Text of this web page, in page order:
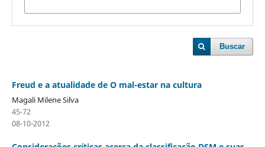
Buscar
Freud e a atualidade de O mal-estar na cultura
Magali Milene Silva
45-72
08-10-2012